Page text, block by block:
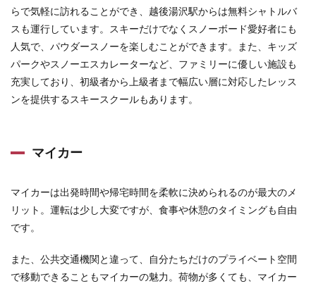
おす
すめ
4.2.1
ハンタ
ーマウ
塩原
雄大な
リーで
楽しめ
るスキ
4.2.2
軽井沢
スノー
らで気軽に訪れることができ、越後湯沢駅からは無料シャトルバ
スも運行しています。スキーだけでなくスノーボード愛好者にも
人気で、パウダースノーを楽しむことができます。また、キッズ
パークやスノーエスカレーターなど、ファミリーに優しい施設も
充実しており、初級者から上級者まで幅広い層に対応したレッス
ンを提供するスキースクールもあります。
マイカー
マイカーは出発時間や帰宅時間を柔軟に決められるのが最大のメ
リット。運転は少し大変ですが、食事や休憩のタイミングも自由
です。
また、公共交通機関と違って、自分たちだけのプライベート空間
で移動できることもマイカーの魅力。荷物が多くても、マイカー